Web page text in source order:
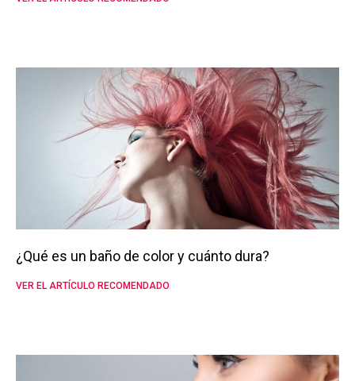
¿Qué es un baño de color y cuánto dura?
VER EL ARTÍCULO RECOMENDADO